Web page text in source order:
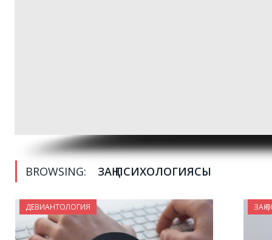
BROWSING: ЗАҢ ПСИХОЛОГИЯСЫ
ДЕВИАНТОЛОГИЯ ЗАҢ